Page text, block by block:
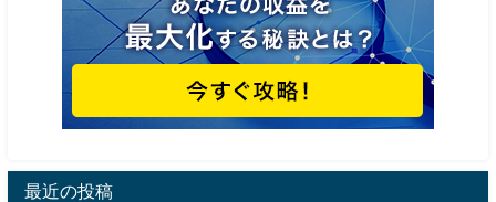
最近の投稿